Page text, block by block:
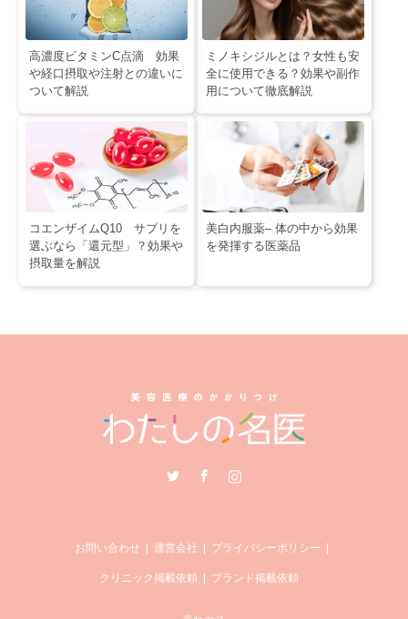
高濃度ビタミンC点滴 効果
や経口摂取や注射との違いに
ついて解説
ミノキシジルとは？女性も安
全に使用できる？効果や副作
用について徹底解説
コエンザイムQ10 サプリを
選ぶなら「還元型」？効果や
摂取量を解説
美白内服薬– 体の中から効果
を発揮する医薬品
Instagram
お問い合わせ 運営会社 プライバシーポリシー
クリニック掲載依頼 ブランド掲載依頼